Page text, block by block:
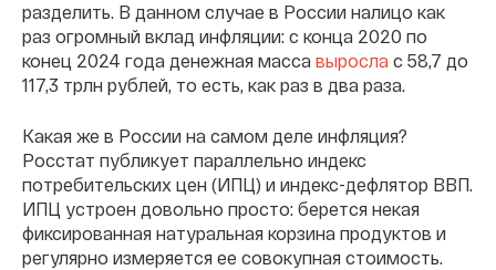
разделить. В данном случае в России налицо как
раз огромный вклад инфляции: с конца 2020 по
конец 2024 года денежная масса выросла с 58,7 до
117,3 трлн рублей, то есть, как раз в два раза.
Какая же в России на самом деле инфляция?
Росстат публикует параллельно индекс
потребительских цен (ИПЦ) и индекс-дефлятор ВВП.
ИПЦ устроен довольно просто: берется некая
фиксированная натуральная корзина продуктов и
регулярно измеряется ее совокупная стоимость.